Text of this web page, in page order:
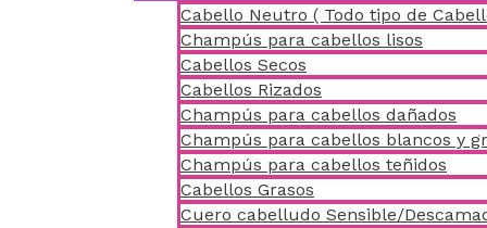
Cabello Neutro ( Todo tipo de
Champús para cabellos lisos
Cabellos Secos
Cabellos Rizados
Champús para cabellos dañados
Champús para cabellos blancos y
Champús para cabellos teñidos
Cabellos Grasos
Cuero cabelludo Sensible/